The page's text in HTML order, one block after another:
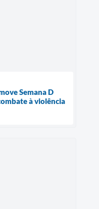
Semana D
à violência